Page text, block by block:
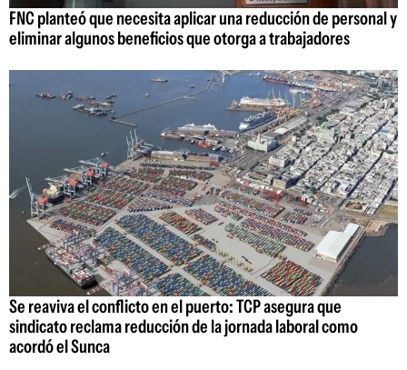
FNC planteó que necesita aplicar una reducción de personal y
eliminar algunos beneficios que otorga a trabajadores
Se reaviva el conflicto en el puerto: TCP asegura que
sindicato reclama reducción de la jornada laboral como
acordó el Sunca